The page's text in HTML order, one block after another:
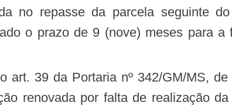
no repasse da parcela seguinte
o prazo de 9 (nove) meses para
renovada por falta de realização